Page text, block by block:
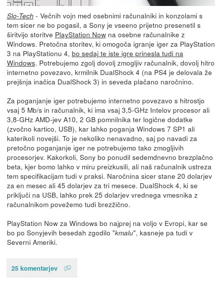
Slo-Tech - Večnih vojn med osebnimi računalniki in konzolami s
tem sicer ne bo pogasil, a Sony je vseeno prijetno presenetil s
širitvijo storitve PlayStation Nowna osebne računalnike z
Windows. Pretočna storitev, ki omogoča igranje iger za PlayStation
3 na PlayStationu 4, bo sedaj te iste igre prinesla tudi na
Windows. Potrebujemo zgolj dovolj zmogljiv računalnik, dovolj hitro
internetno povezavo, krmilnik DualShock 4 (na PS4 je delovala že
prejšnja inačica DualShock 3) in seveda plačano naročnino.
Za poganjanje iger potrebujemo internetno povezavo s hitrostjo
vsaj 5 Mb/s in računalnik, ki ima vsaj 3,5-GHz Intelov procesor ali
3,8-GHz AMD-jev A10, 2 GB pomnilnika ter logične dodatke
(zvočno kartico, USB), kar lahko poganja Windows 7 SP1 ali
katerikoli novejši. To je nekoliko nenavadno, saj po navadi za
pretočno poganjanje iger ne potrebujemo tako zmogljivih
procesorjev. Kakorkoli, Sony bo ponudil sedemdnevno brezplačno
beta, kjer bomo lahko v miru preizkusili, ali naš računalnik ustreza
tem specifikacijam tudi v praksi. Naročnina sicer stane 20 dolarjev
za en mesec ali 45 dolarjev za tri mesece. DualShock 4, ki se
priključi na USB, lahko prek 25 dolarjev vrednega vmesnika z
računalnikom povežemo tudi brezžično.
PlayStation Now za Windows bo najprej na voljo v Evropi, kar se
bo po Sonyjevih besedah zgodilo "kmalu", kasneje pa tudi v
Severni Ameriki.
25 komentarjev